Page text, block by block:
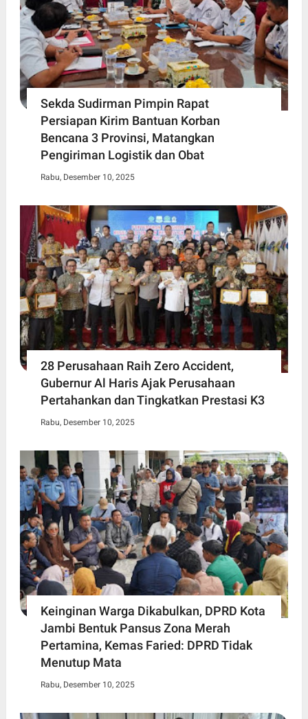
Sekda Sudirman Pimpin Rapat
Persiapan Kirim Bantuan Korban
Bencana 3 Provinsi, Matangkan
Pengiriman Logistik dan Obat
Rabu, Desember 10, 2025
28 Perusahaan Raih Zero Accident,
Gubernur Al Haris Ajak Perusahaan
Pertahankan dan Tingkatkan Prestasi K3
Rabu, Desember 10, 2025
Keinginan Warga Dikabulkan, DPRD Kota
Jambi Bentuk Pansus Zona Merah
Pertamina, Kemas Faried: DPRD Tidak
Menutup Mata
Rabu, Desember 10, 2025